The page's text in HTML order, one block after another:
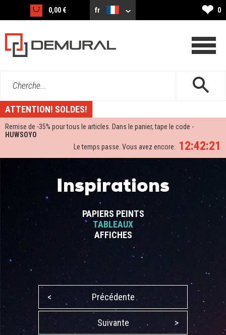
0,00 € fr ❤ 0
Cherche...
ATTENTION! SOLDES!
Remise de -35% pour tous le articles. Dans le panier, tape le code -
HUWSOYO
12:42:21
Le temps passe. Vous avez encore:
Inspirations
PAPIERS PEINTS
TABLEAUX
AFFICHES
< Précédente
Suivante >